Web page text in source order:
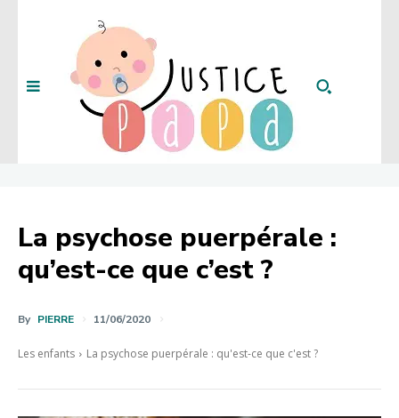
La psychose puerpérale :
qu’est-ce que c’est ?
By PIERRE 11/06/2020
Les enfants La psychose puerpérale : qu'est-ce que c'est ?